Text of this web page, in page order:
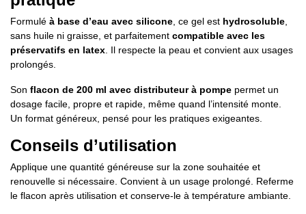
Formulé à base d’eau avec silicone , ce gel est hydrosoluble
sans huile ni graisse, et parfaitement compatible avec les
préservatifs en latex . Il respecte la peau et convient aux usages
prolongés.
Son flacon de 200 ml avec distributeur à pompe permet un
dosage facile, propre et rapide, même quand l’intensité monte.
Un format généreux, pensé pour les pratiques exigeantes.
Conseils d’utilisation
Applique une quantité généreuse sur la zone souhaitée et
renouvelle si nécessaire. Convient à un usage prolongé. Referme
le flacon après utilisation et conserve-le à température ambiante.